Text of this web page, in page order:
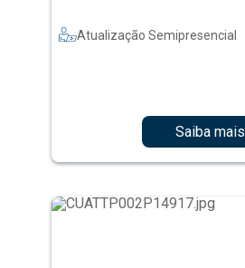
Atualização Semipresencial
Saiba mais